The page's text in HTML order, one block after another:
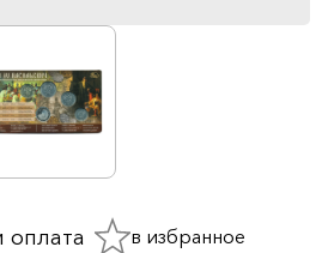
оплата в избранное